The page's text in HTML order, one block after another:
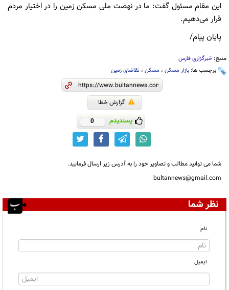
این مقام مسئول گفت: ما در نهضت ملی مسکن زمین را در اختیار مردم
قرار می‌دهیم.
پایان پیام/
منبع: خبرگزاری فارس
برچسب ها: بازار مسکن ، مسکن ، تقاضای زمین
گزارش خطا
پسندیدم 0
شما می توانید مطالب و تصاویر خود را به آدرس زیر ارسال فرمایید.
bultannews@gmail.com
نظر شما
نام
ایمیل